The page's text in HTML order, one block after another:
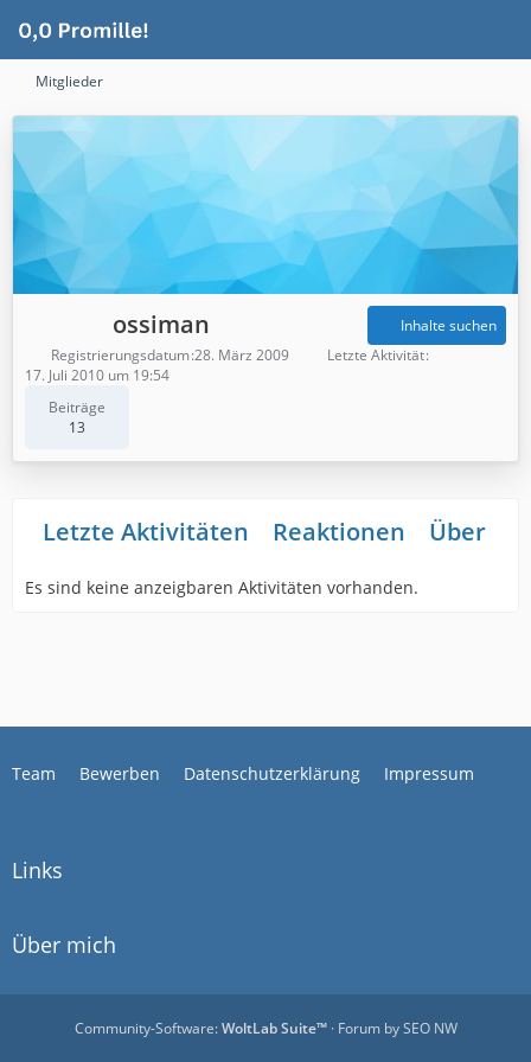
Mitglieder
ossiman
Beiträge
13
Inhalte suchen
Registrierungsdatum 28. März 2009
Letzte Aktivität
17. Juli 2010 um 19:54
Letzte Aktivitäten Reaktionen Über
Es sind keine anzeigbaren Aktivitäten vorhanden.
Team Bewerben Datenschutzerklärung Impressum
Links
Über mich
Community-Software:WoltLab Suite™· Forum bySEO NW